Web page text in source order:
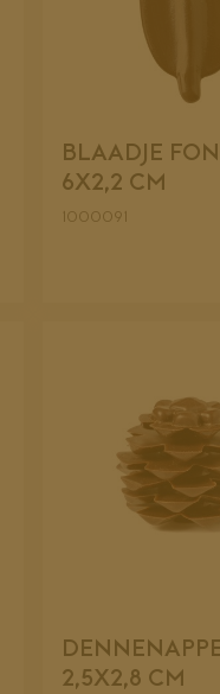
BLAADJE
6X2,2 CM
1000091
2,5X2,8 CM